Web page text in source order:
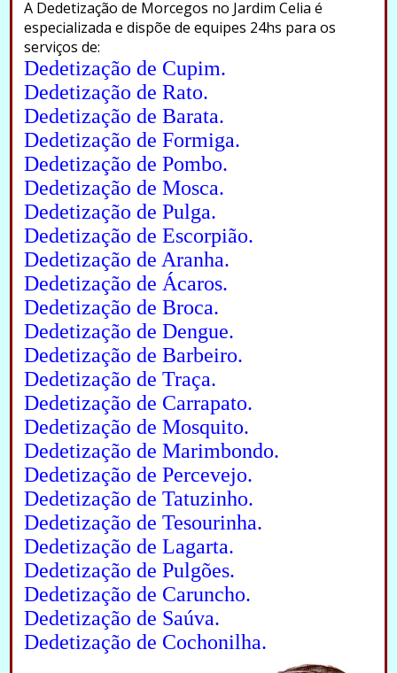
A Dedetização de Morcegos no Jardim Celia é
especializada e dispõe de equipes 24hs para os
serviços de:
Dedetização de Cupim.
Dedetização de Rato.
Dedetização de Barata.
Dedetização de Formiga.
Dedetização de Pombo.
Dedetização de Mosca.
Dedetização de Pulga.
Dedetização de Escorpião.
Dedetização de Aranha.
Dedetização de Ácaros.
Dedetização de Broca.
Dedetização de Dengue.
Dedetização de Barbeiro.
Dedetização de Traça.
Dedetização de Carrapato.
Dedetização de Mosquito.
Dedetização de Marimbondo.
Dedetização de Percevejo.
Dedetização de Tatuzinho.
Dedetização de Tesourinha.
Dedetização de Lagarta.
Dedetização de Pulgões.
Dedetização de Caruncho.
Dedetização de Saúva.
Dedetização de Cochonilha.